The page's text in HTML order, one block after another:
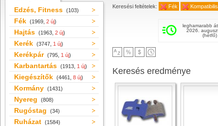
Edzés, Fitness (103)
Fék (1969, 2 új)
Hajtás (1963, 2 új)
Kerék (3747, 1 új)
Kerékpár (795, 1 új)
Karbantartás (1913, 1 új)
Kiegészítők (4461, 8 új)
Kormány (1431)
Nyereg (808)
Rugóstag (34)
Ruházat (1584)
Keresési feltételek: Fék
leghamarabb
2026.
(hétfő)
Keresés eredménye